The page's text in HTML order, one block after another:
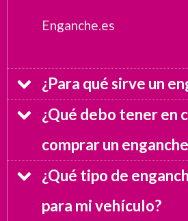
Enganche.es
¿Para qué sirve un
¿Qué debo tener en
comprar un
¿Qué tipo de
para mi vehículo?